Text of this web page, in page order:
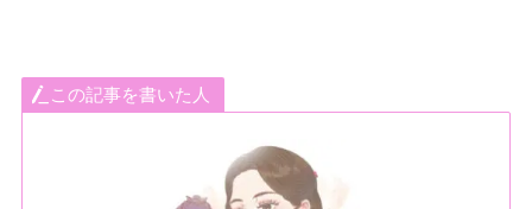
この記事を書いた人